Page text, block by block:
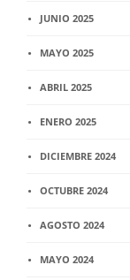
JUNIO 2025
MAYO 2025
ABRIL 2025
ENERO 2025
DICIEMBRE 2024
OCTUBRE 2024
AGOSTO 2024
MAYO 2024